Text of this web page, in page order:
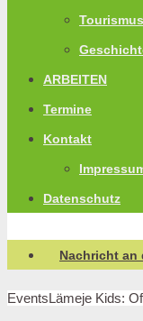
Tourismus
ARBEITEN
Termine
Kontakt
Datenschutz
Nachricht an
EventsLämeje Kids: